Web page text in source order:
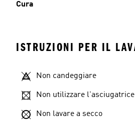
Cura
ISTRUZIONI PER IL
Non candeggiare
Non utilizzare l'asciugatrice
Non lavare a secco